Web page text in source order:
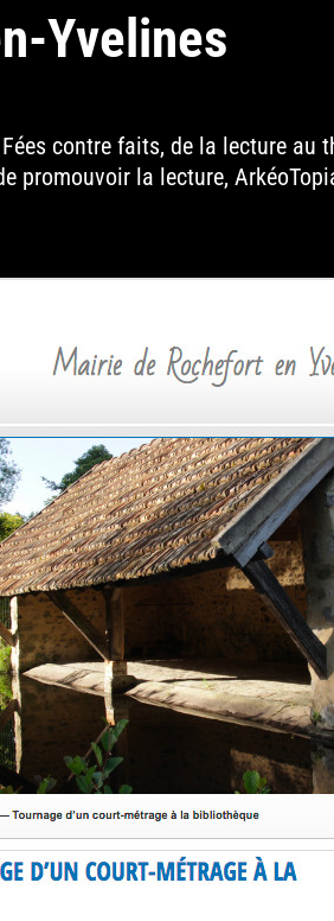
Yvelines
contre faits, de la lecture au
promouvoir la lecture,